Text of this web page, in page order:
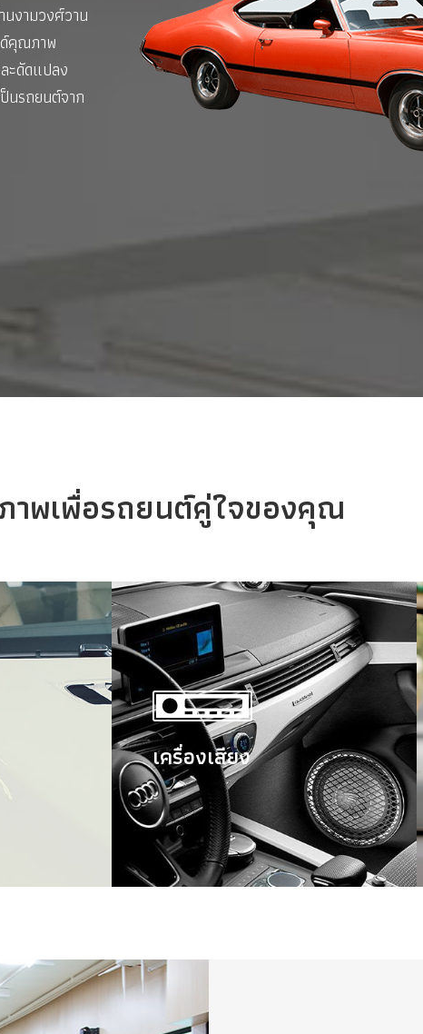
เสียง ฟิล์มกรองแสง
นต์ครบวงจร
งามวงศ์วาน
คุณภาพ
ะดัดแปลง
นรถยนต์จาก
พเพื่อรถยนต์คู่ใจของคุณ
เครื่องเสียง